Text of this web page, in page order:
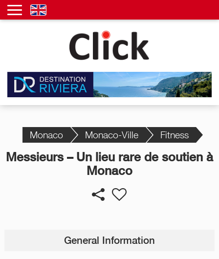
Monaco Monaco-Ville Fitness
Messieurs – Un lieu rare de soutien à
Monaco
General Information